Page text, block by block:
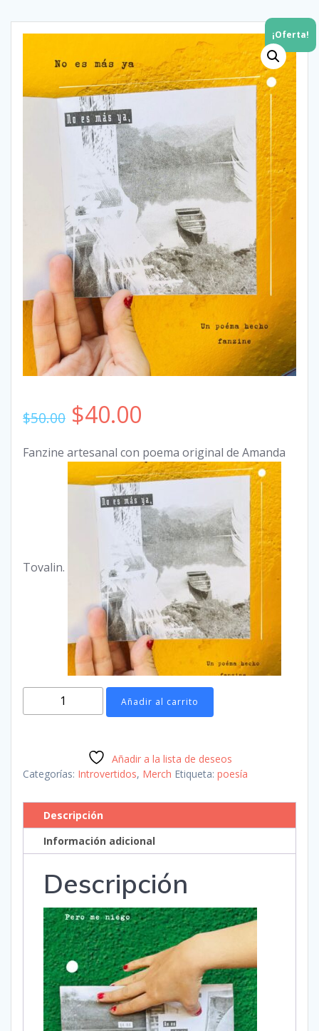
¡Oferta!
$50.00 $40.00
Fanzine artesanal con poema original de Amanda
Tovalin.
Añadir al carrito
Añadir a la lista de deseos
Categorías: Introvertidos, Merch Etiqueta: poesía
Descripción
Información adicional
Descripción